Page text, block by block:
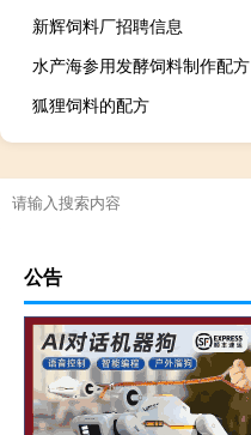
新辉饲料厂招聘信息
水产海参用发酵饲料制作配方
狐狸饲料的配方
公告